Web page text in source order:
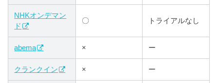
NHKオンデマン
ド
〇 トライアルなし
abema × ー
クランクイン × ー